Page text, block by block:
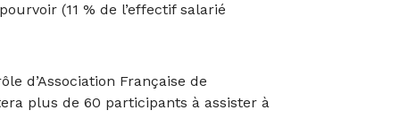
(11 % de l’effectif salarié
d’Association Française de
plus de 60 participants à assister à